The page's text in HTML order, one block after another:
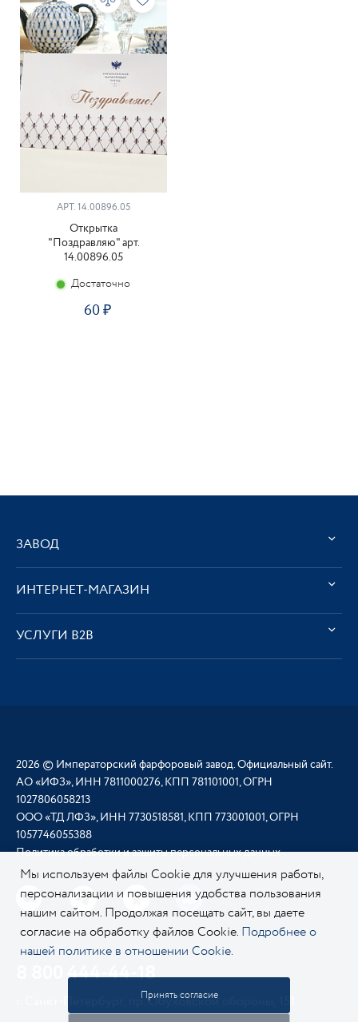
АРТ. 14.00896.05
Открытка
"Поздравляю" арт.
14.00896.05
Достаточно
60
ЗАВОД
ИНТЕРНЕТ-МАГАЗИН
УСЛУГИ В2В
2026 © Императорский фарфоровый завод. Официальный сайт.
АО «ИФЗ», ИНН 7811000276, КПП 781101001, ОГРН
1027806058213
ООО «ТД ЛФЗ», ИНН 7730518581, КПП 773001001, ОГРН
1057746055388
Политика обработки и защиты персональных данных
8 800 444-44-18
г. Санкт-Петербург, пр. Обуховской обороны, 151
Мы используем файлы Cookie для улучшения работы,
персонализации и повышения удобства пользования
нашим сайтом. Продолжая посещать сайт, вы даете
согласие на обработку файлов Cookie. Подробнее о
нашей политике в отношении Cookie.
Принять согласие